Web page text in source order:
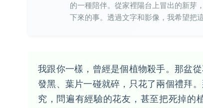
的一種陪伴。從家裡陽台上冒出的新芽
下來的事。透過文字和影像，我希望把
我跟你一樣，曾經是個植物殺手。那盆
發黑、葉片一碰就碎，只花了兩個禮拜
究，問遍有經驗的花友，甚至把死掉的